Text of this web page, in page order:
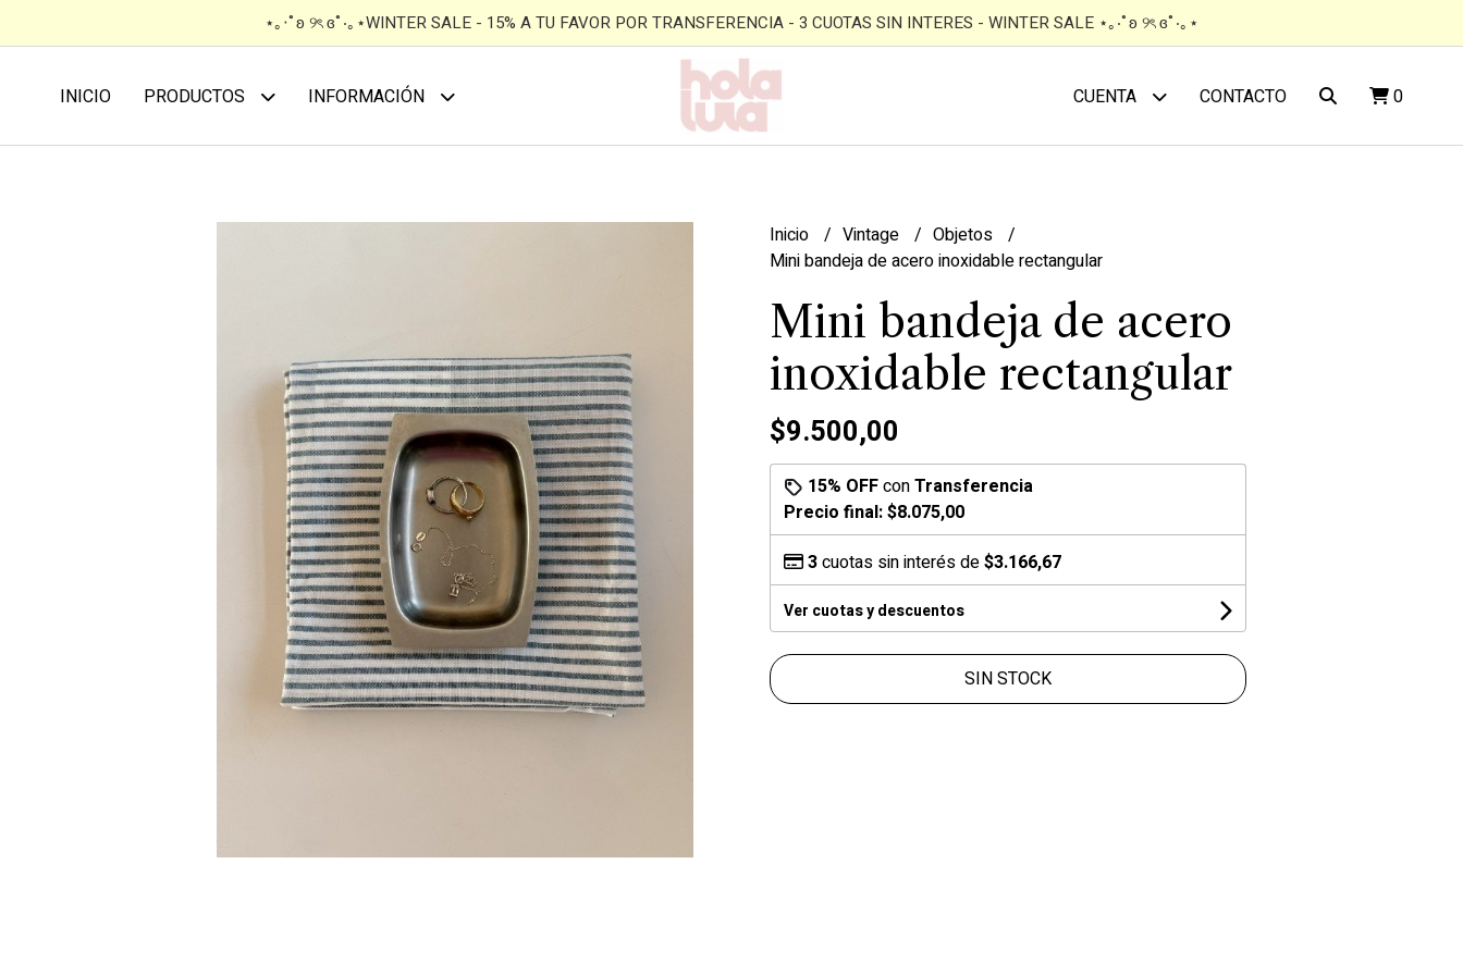
⋆｡‧˚ʚ ୨ৎ ɞ˚‧｡⋆WINTER SALE - 15% A TU FAVOR POR TRANSFERENCIA - 3 CUOTAS SIN INTERES - WINTER SALE ⋆｡‧˚ʚ ୨ৎ ɞ˚‧｡⋆
INICIO PRODUCTOS INFORMACIÓN CUENTA CONTACTO 0
Inicio Vintage
Objetos
Mini bandeja de acero inoxidable rectangular
Mini bandeja de acero
inoxidable rectangular
$9.500,00
15% OFFconTransferencia
Precio final:$8.075,00
3cuotas sin interés de$3.166,67
Ver cuotas y descuentos
SIN STOCK